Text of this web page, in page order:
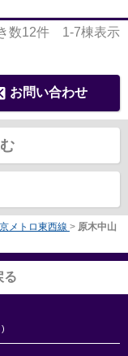
数12件 1-7棟表示
お問い合わせ
メトロ東西線 > 原木中山
る